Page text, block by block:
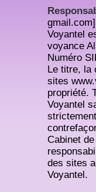
gmail.com]
Voyantel
voyance
Numéro
Le titre, la
sites
propriété.
Voyantel
Cabinet
des sites
Voyantel.